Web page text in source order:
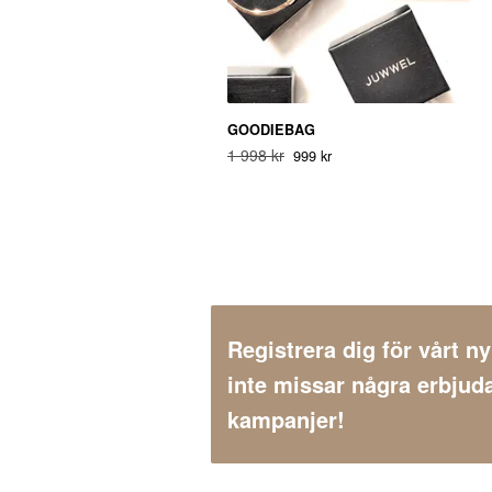
GOODIEBAG
1 998 kr 999 kr
Registrera dig för vårt
inte missar några
kampanjer!